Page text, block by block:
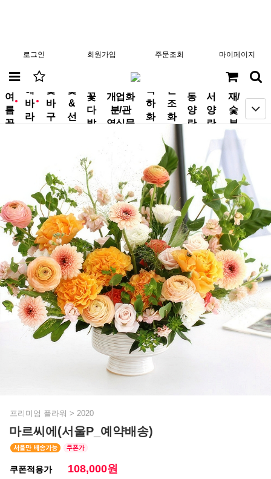
로그인 회원가입 주문조회 마이페이지
new
여
름
꽃
new
해
바
라
꽃
바
구
꽃
&
선
꽃
다
발
개업화
분/관
엽식물
축
하
화
근
조
화
동
양
란
서
양
란
분
재/
숯
부
작
프리미엄 플라워 > 2020
마르씨에(서울P_예약배송)
쿠폰적용가 108,000원